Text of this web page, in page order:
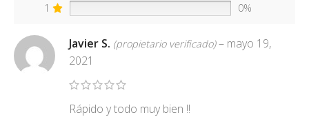
1
0%
Javier S. (propietario verificado) – mayo 19,
2021
Rápido y todo muy bien !!